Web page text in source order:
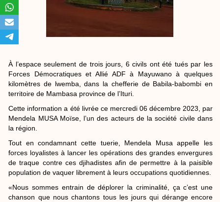
À l’espace seulement de trois jours, 6 civils ont été tués par les
Forces Démocratiques et Allié ADF à Mayuwano à quelques
kilomètres de lwemba, dans la chefferie de Babila-babombi en
territoire de Mambasa province de l’Ituri.
Cette information a été livrée ce mercredi 06 décembre 2023, par
Mendela MUSA Moïse, l’un des acteurs de la société civile dans
la région.
Tout en condamnant cette tuerie, Mendela Musa appelle les
forces loyalistes à lancer les opérations des grandes envergures
de traque contre ces djihadistes afin de permettre à la paisible
population de vaquer librement à leurs occupations quotidiennes.
«Nous sommes entrain de déplorer la criminalité, ça c’est une
chanson que nous chantons tous les jours qui dérange encore